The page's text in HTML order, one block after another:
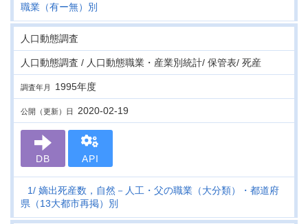
職業（有ー無）別
人口動態調査
人口動態調査 / 人口動態職業・産業別統計/ 保管表/ 死産
調査年月 1995年度
公開（更新）日 2020-02-19
DB API
1 嫡出死産数，自然－人工・父の職業（大分類）・都道府
県（13大都市再掲）別